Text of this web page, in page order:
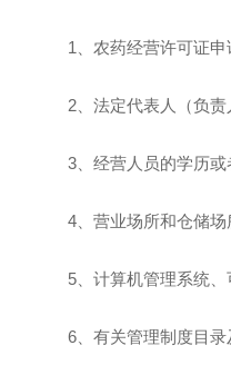
1、农药经营许可证申
2、法定代表人（负责
3、经营人员的学历
4、营业场所和仓储
5、计算机管理系统
6、有关管理制度目录